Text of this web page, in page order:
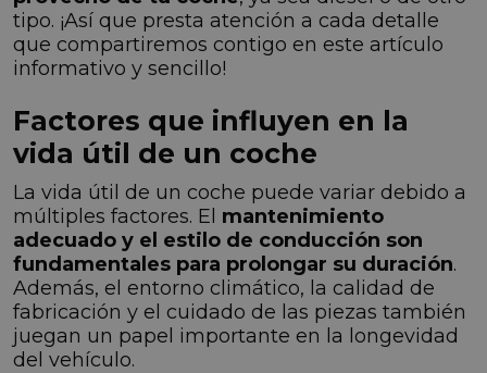
tipo. ¡Así que presta atención a cada detalle
que compartiremos contigo en este artículo
informativo y sencillo!
Factores que influyen en la
vida útil de un coche
La vida útil de un coche puede variar debido a
múltiples factores. El mantenimiento
adecuado y el estilo de conducción son
fundamentales para prolongar su duración.
Además, el entorno climático, la calidad de
fabricación y el cuidado de las piezas también
juegan un papel importante en la longevidad
del vehículo.